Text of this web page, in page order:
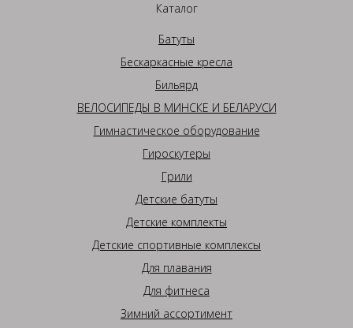
Каталог
Батуты
Бескаркасные кресла
Бильярд
ВЕЛОСИПЕДЫ В МИНСКЕ И БЕЛАРУСИ
Гимнастическое оборудование
Гироскутеры
Грили
Детские батуты
Детские комплекты
Детские спортивные комплексы
Для плавания
Для фитнеса
Зимний ассортимент